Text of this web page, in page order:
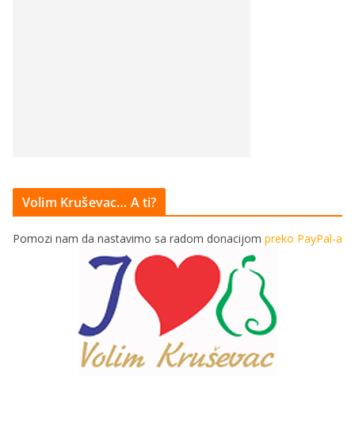
Volim Kruševac… A ti?
Pomozi nam da nastavimo sa radom donacijom preko PayPal-a